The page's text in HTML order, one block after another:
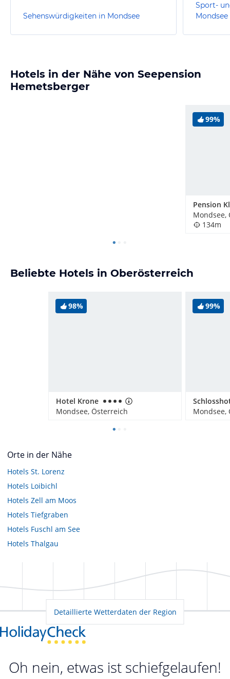
Sehenswürdigkeiten in Mondsee
Sport-
Mondsee
Hotels in der Nähe von Seepension
Hemetsberger
99%
Pension
Mondsee,
134m
Beliebte Hotels in Oberösterreich
98%
Hotel Krone
Mondsee, Österreich
99%
Mondsee,
Orte in der Nähe
Hotels St. Lorenz
Hotels Loibichl
Hotels Zell am Moos
Hotels Tiefgraben
Hotels Fuschl am See
Hotels Thalgau
Detaillierte Wetterdaten der Region
Oh nein, etwas ist schiefgelaufen!